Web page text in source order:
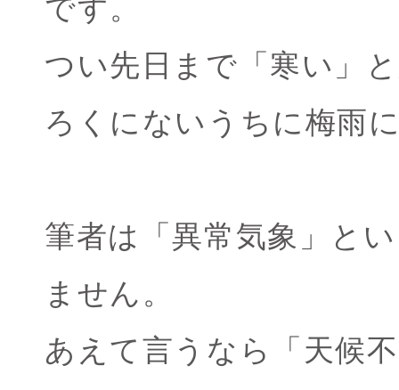
です。
つい先日まで「寒い」
ろくにないうちに梅雨
筆者は「異常気象」と
ません。
あえて言うなら「天候